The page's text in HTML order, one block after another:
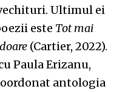
Ultimul ei
este Tot mai
(Cartier, 2022).
Paula Erizanu,
antologia